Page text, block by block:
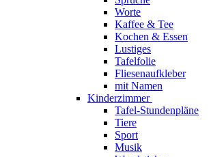
Worte
Kaffee & Tee
Kochen & Essen
Lustiges
Tafelfolie
Fliesenaufkleber
mit Namen
Kinderzimmer
Tafel-Stundenpläne
Tiere
Sport
Musik